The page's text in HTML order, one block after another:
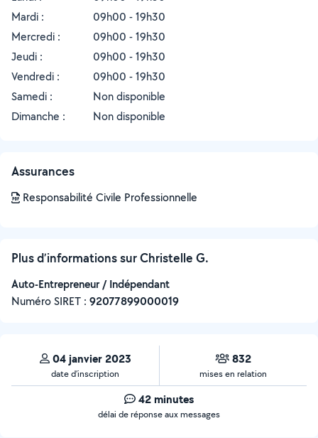
Mardi :
09h00 - 19h30
Mercredi :
09h00 - 19h30
Jeudi :
09h00 - 19h30
Vendredi :
09h00 - 19h30
Samedi :
Non disponible
Dimanche :
Non disponible
Assurances
Responsabilité Civile Professionnelle
Plus d’informations sur Christelle G.
Auto-Entrepreneur / Indépendant
Numéro SIRET : ‍92077899000019
04 janvier 2023
date d’inscription
832
mises en relation
42 minutes
délai de réponse aux messages